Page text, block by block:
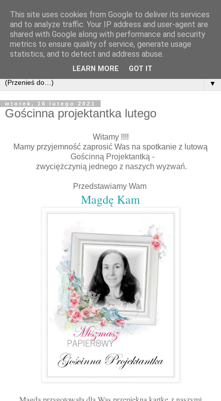
▼
wtorek, 16 lutego 2021
Gościnna projektantka lutego
Witamy !!!!
Mamy przyjemność zaprosić Was na spotkanie z lutową
Gościnną Projektantką -
zwyciężczynią jednego z naszych wyzwań.
Przedstawiamy Wam
Magdę Kam
This site uses cookies from Google to deliver its services
and to analyze traffic. Your IP address and user-agent are
shared with Google along with performance and security
metrics to ensure quality of service, generate usage
statistics, and to detect and address abuse.
LEARN MORE GOT IT